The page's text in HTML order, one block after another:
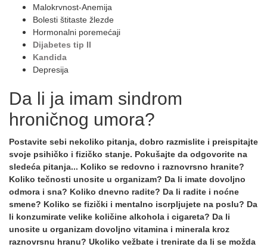
Malokrvnost-Anemija
Bolesti štitaste žlezde
Hormonalni poremećaji
Dijabetes tip II
Kandida
Depresija
Da li ja imam sindrom
hroničnog umora?
Postavite sebi nekoliko pitanja, dobro razmislite i preispitajte
svoje psihičko i fizičko stanje. Pokušajte da odgovorite na
sledeća pitanja... Koliko se redovno i raznovrsno hranite?
Koliko tečnosti unosite u organizam? Da li imate dovoljno
odmora i sna? Koliko dnevno radite? Da li radite i noćne
smene? Koliko se fizički i mentalno iscrpljujete na poslu? Da
li konzumirate velike količine alkohola i cigareta? Da li
unosite u organizam dovoljno vitamina i minerala kroz
raznovrsnu hranu? Ukoliko vežbate i trenirate da li se možda